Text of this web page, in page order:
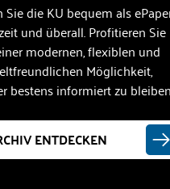
Sie die KU bequem als
und überall. Profitieren Sie
modernen, flexiblen und
Möglichkeit,
bestens informiert zu bleiben
ENTDECKEN